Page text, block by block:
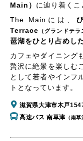
Main） に辿り着くこ
The Mainには、
Terrace （グランドテラ
琶湖をひとり占めし
カフェやダイニング
贅沢に絶景を楽しむ
として若者やインフ
トとなっています。
滋賀県大津市木戸
高速バス 南草津 （南